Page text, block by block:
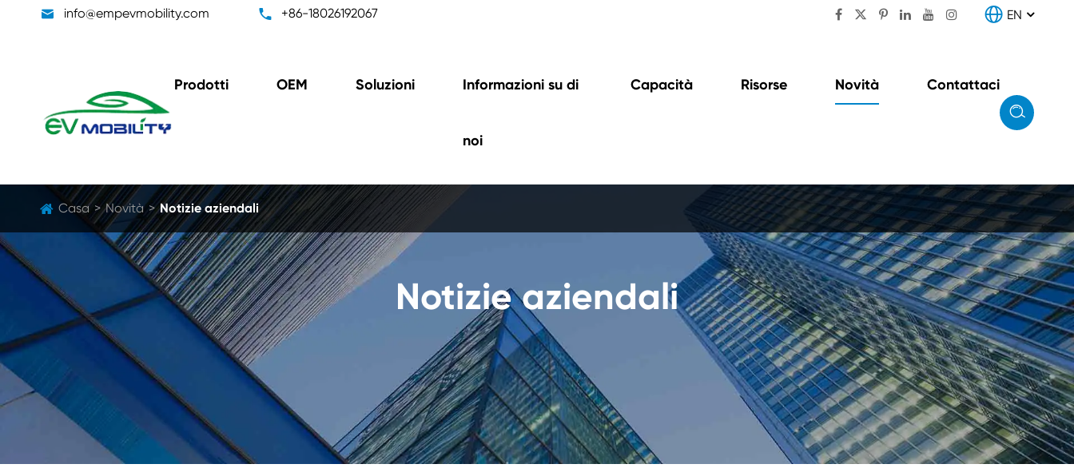
 info@empevmobility.com  +86-18026192067   EN
Prodotti
Unità convertitore DC/DC
Unità caricabatterie di
bordo (unità OBC)
Centralina motore
Unità di conversione e
distribuzione (unità
combinata CDU)
Unità convertitore 1.5KW DC/DC
OEM Soluzioni Informazioni su di
noi
Capacità Risorse Novità Contattaci

Casa Novità Notizie aziendali
Notizie aziendali